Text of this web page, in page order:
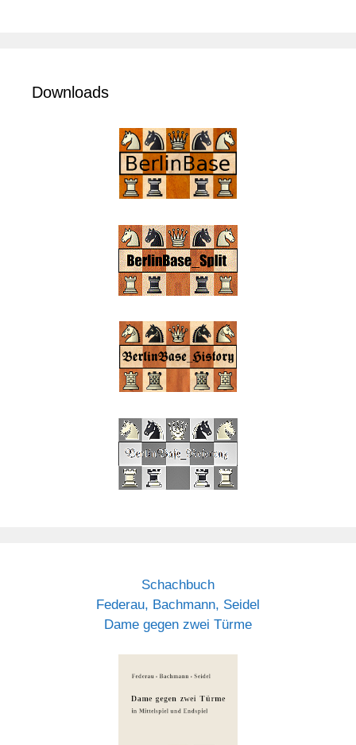
Downloads
Schachbuch
Federau, Bachmann, Seidel
Dame gegen zwei Türme